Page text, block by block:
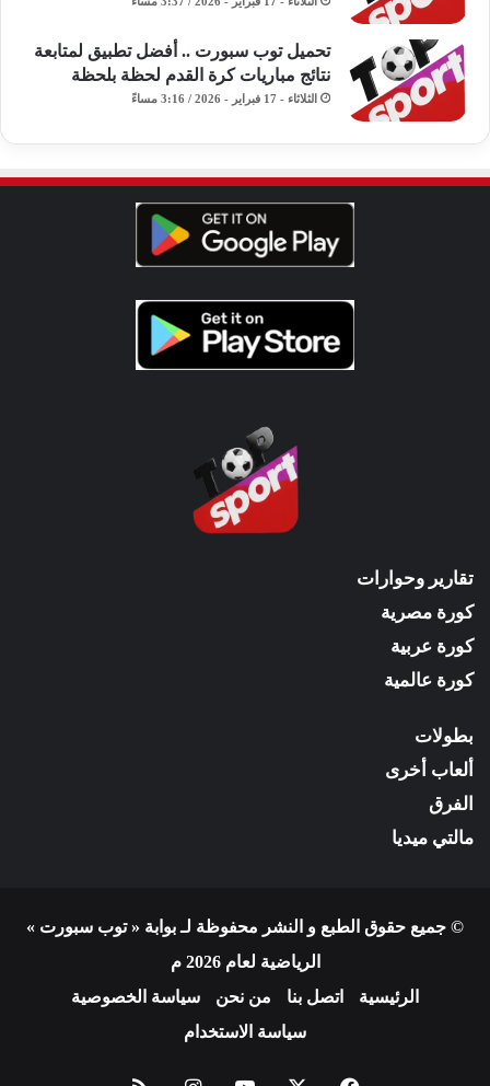
تحميل توب سبورت .. أفضل تطبيق لمتابعة
نتائج مباريات كرة القدم لحظة بلحظة
الثلاثاء - 17 فبراير - 2026 / 3:16 مساءً
تقارير وحوارات
كورة مصرية
كورة عربية
كورة عالمية
بطولات
ألعاب أخرى
الفرق
مالتي ميديا
© جميع حقوق الطبع و النشر محفوظة لـ بوابة « توب سبورت »
الرياضية لعام 2026 م
الرئيسية
اتصل بنا من نحن
سياسة الخصوصية
سياسة الاستخدام